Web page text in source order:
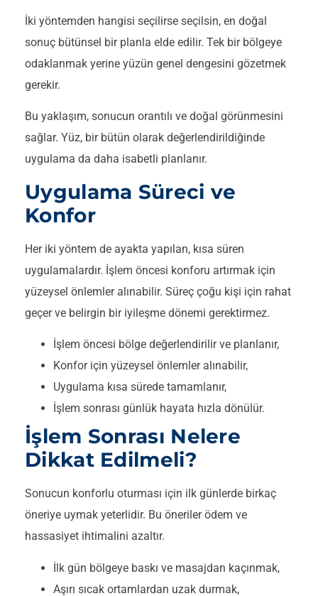
İki yöntemden hangisi seçilirse seçilsin, en doğal
sonuç bütünsel bir planla elde edilir. Tek bir bölgeye
odaklanmak yerine yüzün genel dengesini gözetmek
gerekir.
Bu yaklaşım, sonucun orantılı ve doğal görünmesini
sağlar. Yüz, bir bütün olarak değerlendirildiğinde
uygulama da daha isabetli planlanır.
Uygulama Süreci ve
Konfor
Her iki yöntem de ayakta yapılan, kısa süren
uygulamalardır. İşlem öncesi konforu artırmak için
yüzeysel önlemler alınabilir. Süreç çoğu kişi için rahat
geçer ve belirgin bir iyileşme dönemi gerektirmez.
İşlem öncesi bölge değerlendirilir ve planlanır,
Konfor için yüzeysel önlemler alınabilir,
Uygulama kısa sürede tamamlanır,
İşlem sonrası günlük hayata hızla dönülür.
İşlem Sonrası Nelere
Dikkat Edilmeli?
Sonucun konforlu oturması için ilk günlerde birkaç
öneriye uymak yeterlidir. Bu öneriler ödem ve
hassasiyet ihtimalini azaltır.
İlk gün bölgeye baskı ve masajdan kaçınmak,
Aşırı sıcak ortamlardan uzak durmak,